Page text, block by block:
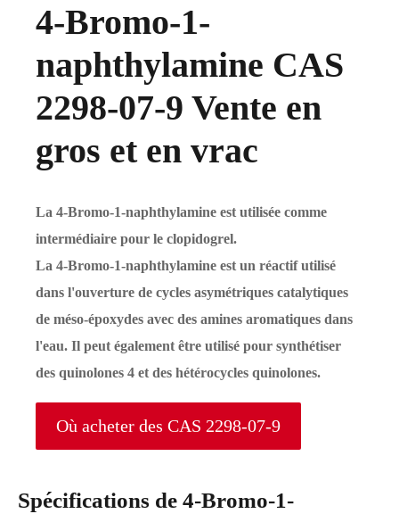
4-Bromo-1-
naphthylamine CAS
2298-07-9 Vente en
gros et en vrac
La 4-Bromo-1-naphthylamine est utilisée comme
intermédiaire pour le clopidogrel.
La 4-Bromo-1-naphthylamine est un réactif utilisé
dans l'ouverture de cycles asymétriques catalytiques
de méso-époxydes avec des amines aromatiques dans
l'eau. Il peut également être utilisé pour synthétiser
des quinolones 4 et des hétérocycles quinolones.
Où acheter des CAS 2298-07-9
Spécifications de 4-Bromo-1-